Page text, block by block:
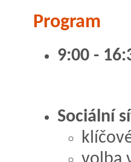
Program
9:00 -
Sociální